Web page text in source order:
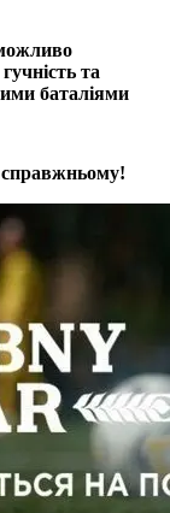
та
баталіями